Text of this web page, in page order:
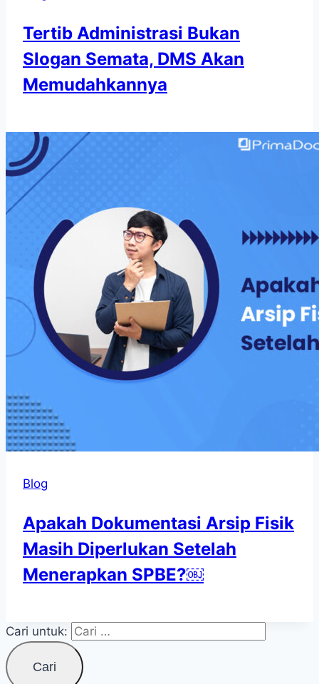
Tertib Administrasi Bukan
Slogan Semata, DMS Akan
Memudahkannya
Blog
Apakah Dokumentasi Arsip Fisik
Masih Diperlukan Setelah
Menerapkan SPBE?￼
Cari untuk: